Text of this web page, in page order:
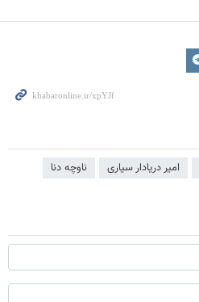
امیر دریادار سیاری ناوچه دنا